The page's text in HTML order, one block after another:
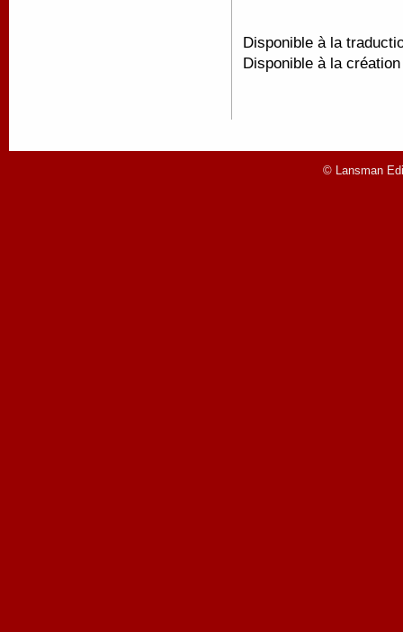
Disponible à la
Disponible à la
© Lansman